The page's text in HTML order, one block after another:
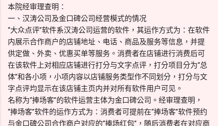
本院经审理查明：
一、汉涛公司及金口碑公司经营模式的情况
“大众点评”软件系汉涛公司运营的软件，其运作方式为：在软件
内展示合作商户的店铺地址、电话、商品及服务等信息，并提
供定做、外卖、优惠买单等服务。消费者在店铺进行消费后可
在该软件上对相应店铺进行打分与文字点评，打分项目分为“总
体”和各小项，小项内容以店铺服务类型作不同划分，打分与文
字点评均显示在该店铺主页内并对所有软件用户可见。
名称为“捧场客”的软件运营主体为金口碑公司。经审理查明，
“捧场客”软件的运作方式为：消费者可提前在“捧场客”软件预约
与金口碑公司合作商户对应的“捧场红包”，随后消费者在对应商